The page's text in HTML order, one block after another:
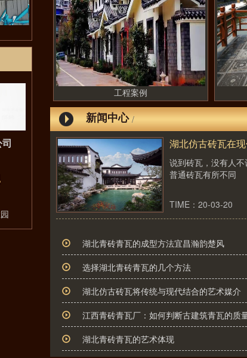
工程案例
新闻中心 /
湖北仿古砖瓦在
说到砖瓦，没有人
普通砖瓦有所不同
TIME：20-03-20
湖北青砖青瓦的成型方法宜昌瀚韵楚风
选择湖北青砖青瓦的几个方法
湖北仿古砖瓦将传统与现代结合的艺术媒介
江西青砖青瓦厂：如何判断古建筑青瓦的质
湖北青砖青瓦的艺术体现